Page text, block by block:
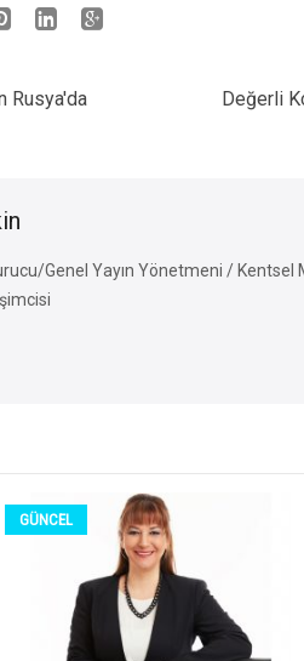
Değerli
Rusya'da
Genel Yayın Yönetmeni /
GÜNCEL